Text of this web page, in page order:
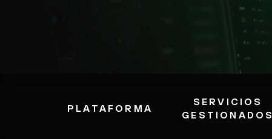
PLATAFORMA
SERVICIOS
GESTIONADOS